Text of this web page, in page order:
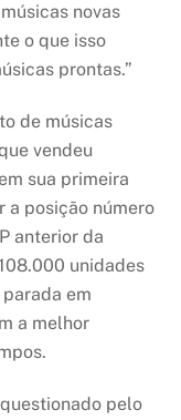
novas
o que isso
prontas.”
de músicas
vendeu
sua primeira
a posição número
anterior da
unidades
em
a melhor
pelo